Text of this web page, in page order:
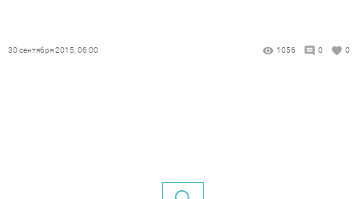
30 сентября 2015, 06:00 1056 0 0